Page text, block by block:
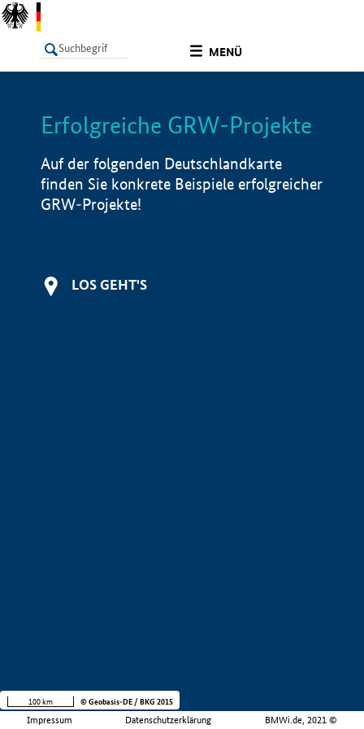
MENÜ
LISTE Info
Erfolgreiche GRW-Projekte
Auf der folgenden Deutschlandkarte
finden Sie konkrete Beispiele erfolgreicher
GRW-Projekte!
LOS GEHT'S
Impressum Datenschutzerklärung BMWi.de, 2021 ©
100 km © Geobasis-DE / BKG 2015